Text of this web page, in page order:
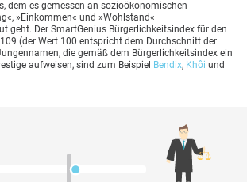
dem es gemessen an sozioökonomischen
»Einkommen« und »Wohlstand«
geht. Der SmartGenius Bürgerlichkeitsindex für den
(der Wert 100 entspricht dem Durchschnitt der
die gemäß dem Bürgerlichkeitsindex ein
aufweisen, sind zum Beispiel Bendix, Khôi und